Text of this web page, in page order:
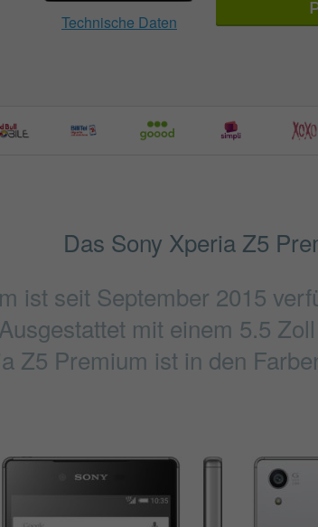
Technische Daten
Das Sony Xperia Z5
ist seit September 2015
mit einem 5.5
Z5 Premium ist in den